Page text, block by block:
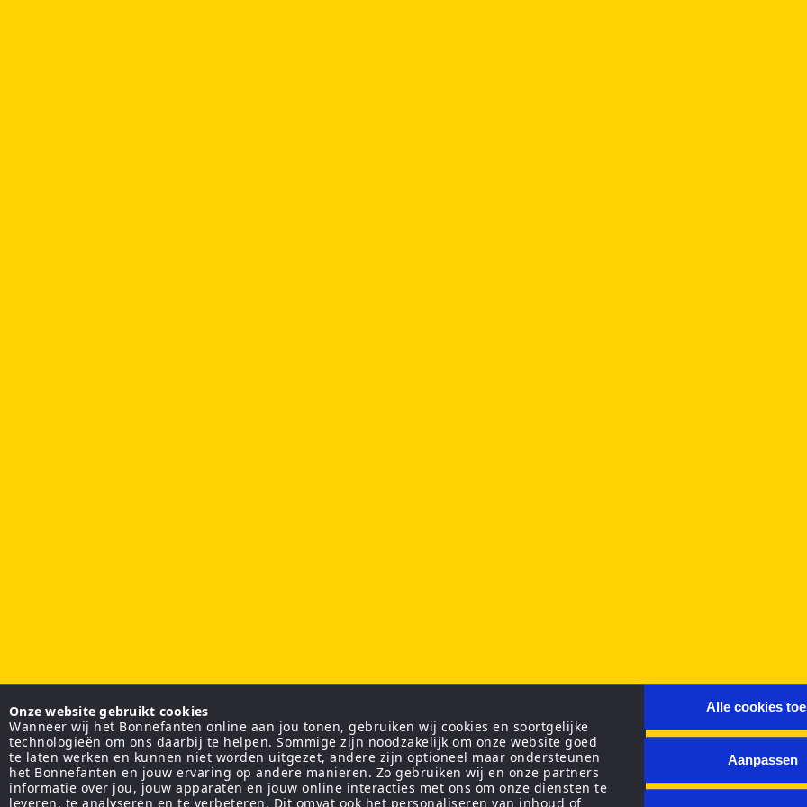
Onze website gebruikt cookies
Wanneer wij het Bonnefanten online aan jou tonen, gebruiken wij cookies en soortgelijke
technologieën om ons daarbij te helpen. Sommige zijn noodzakelijk om onze website goed
te laten werken en kunnen niet worden uitgezet, andere zijn optioneel maar ondersteunen
het Bonnefanten en jouw ervaring op andere manieren. Zo gebruiken wij en onze partners
informatie over jou, jouw apparaten en jouw online interacties met ons om onze diensten te
leveren, te analyseren en te verbeteren. Dit omvat ook het personaliseren van inhoud of
Alle cookies
Aanpassen